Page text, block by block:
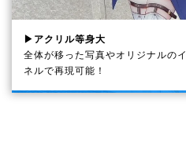
▶アクリル等身大
全体が移った写真やオリジナルの
ネルで再現可能！